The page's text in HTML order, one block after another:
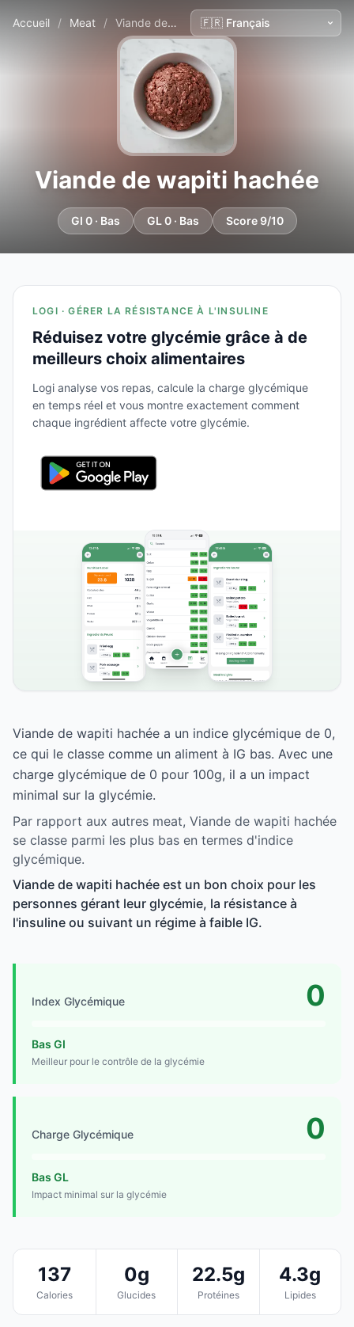
Accueil / Meat / Viande de wapiti hachée
Viande de wapiti hachée
GI 0 · Bas GL 0 · Bas Score 9/10
LOGI · GÉRER LA RÉSISTANCE À L'INSULINE
Réduisez votre glycémie grâce à de
meilleurs choix alimentaires
Logi analyse vos repas, calcule la charge glycémique
en temps réel et vous montre exactement comment
chaque ingrédient affecte votre glycémie.
Viande de wapiti hachée a un indice glycémique de 0,
ce qui le classe comme un aliment à IG bas. Avec une
charge glycémique de 0 pour 100g, il a un impact
minimal sur la glycémie.
Par rapport aux autres meat, Viande de wapiti hachée
se classe parmi les plus bas en termes d'indice
glycémique.
Viande de wapiti hachée est un bon choix pour les
personnes gérant leur glycémie, la résistance à
l'insuline ou suivant un régime à faible IG.
Index Glycémique 0
Bas GI
Meilleur pour le contrôle de la glycémie
Charge Glycémique 0
Bas GL
Impact minimal sur la glycémie
137
Calories
0g
Glucides
22.5g
Protéines
4.3g
Lipides